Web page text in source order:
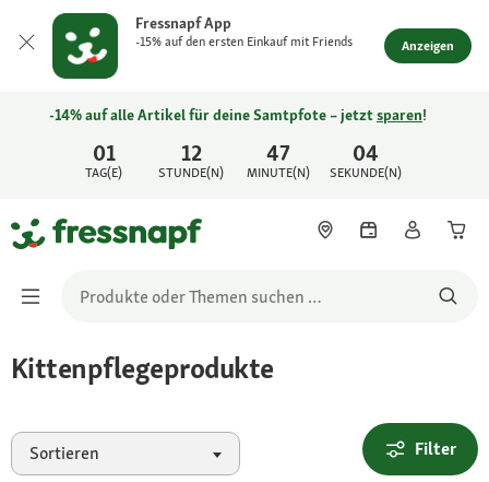
Fressnapf App
-15% auf den ersten Einkauf mit Friends Anzeigen
01
TAG(E)
12
STUNDE(N)
47
MINUTE(N)
04
SEKUNDE(N)
-14% auf alle Artikel für deine Samtpfote – jetztsparen!
Kittenpflegeprodukte
Sortieren Filter